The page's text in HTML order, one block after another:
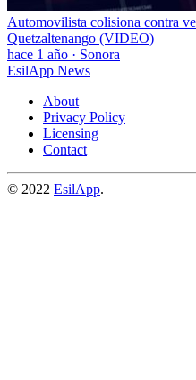
Automovilista colisiona contra
Quetzaltenango (VIDEO)
hace 1 año · Sonora
EsilApp News
About
Privacy Policy
Licensing
Contact
© 2022 EsilApp.